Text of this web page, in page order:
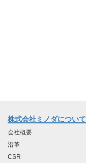
株式会社ミノダについて
会社概要
沿革
CSR